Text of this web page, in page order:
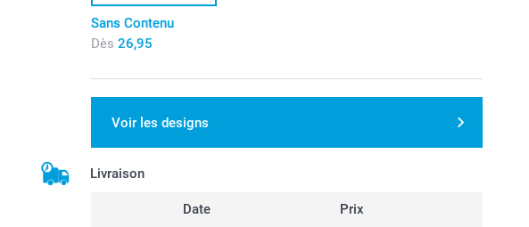
Sans Contenu
Dès 26,95
Voir les designs
Livraison
Date Prix